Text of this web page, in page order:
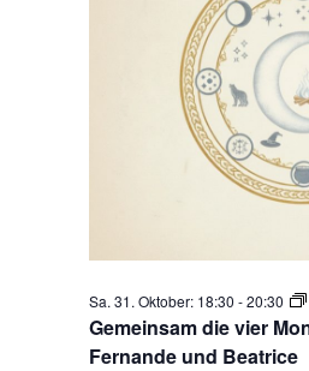
Gemeinsam die vier
Fernande und Beatrice
Sa. 31. Oktober: 18:30 -20:30